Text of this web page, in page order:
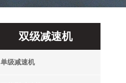
双级减速机
单级减速机